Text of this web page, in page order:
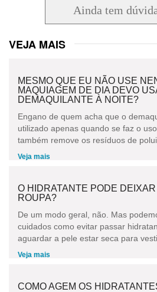
VEJA MAIS
MESMO QUE EU NÃO USE
MAQUIAGEM DE DIA DEVO
DEMAQUILANTE À NOITE?
Engano de quem acha que o
utilizado apenas quando se faz o
também remove os resíduos de
Veja mais
O HIDRATANTE PODE
ROUPA?
De um modo geral, não. Mas
cuidados como evitar passar
aguardar a pele estar seca para
Veja mais
COMO AGEM OS